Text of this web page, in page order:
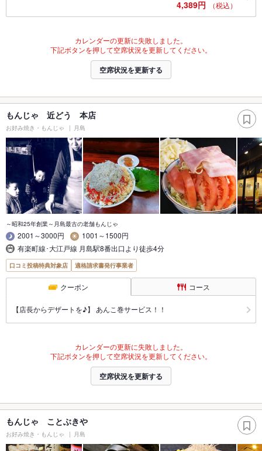
4,389円 （税込）
カレンダーの更新に失敗しました。
下記ボタンを押して空席状況を更新してください。
空席状況を更新する
もんじゃ 近どう 本店
お好み焼き・もんじゃ 月島
～昭和25年創業～月島最古の老舗もんじゃ
2001～3000円
1001～1500円
有楽町線･大江戸線 月島駅8番出口より徒歩4分
口コミ投稿特典対象店 適格請求書発行事業者
クーポン コース
【店長からデザートを♪】 あんこ巻サービス！！
カレンダーの更新に失敗しました。
下記ボタンを押して空席状況を更新してください。
空席状況を更新する
もんじゃ ことぶきや
お好み焼き・もんじゃ 月島